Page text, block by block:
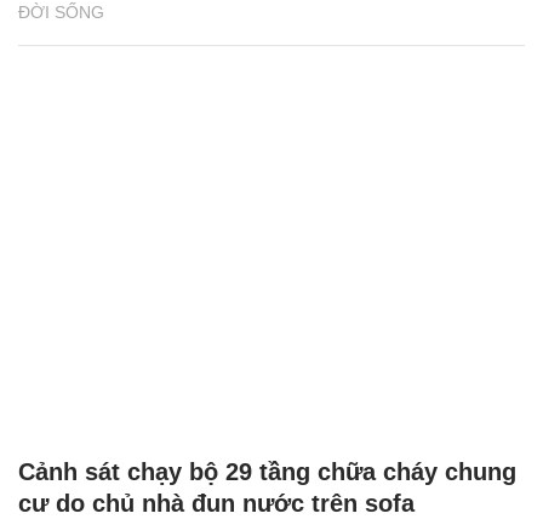
ĐỜI SỐNG
Cảnh sát chạy bộ 29 tầng chữa cháy chung
cư do chủ nhà đun nước trên sofa